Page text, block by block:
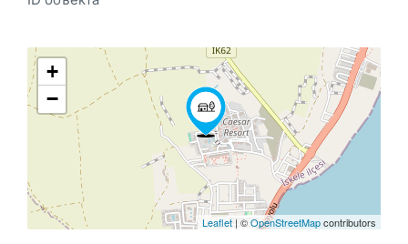
+
−
Leaflet | ©OpenStreetMapcontributors